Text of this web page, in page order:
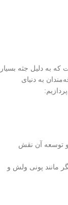
که به دلیل جثه بسیار
به دنیای
و توسعه آن نقش
مانند پونی ولش و